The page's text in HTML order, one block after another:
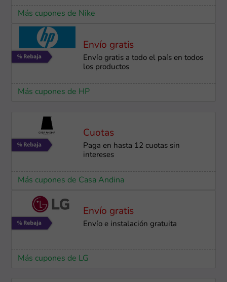
Más cupones de Nike
Envío gratis
Envío gratis a todo el país en todos
los productos
Más cupones de HP
Cuotas
Paga en hasta 12 cuotas sin
intereses
Más cupones de Casa Andina
Envío gratis
Envío e instalación ​gratuita
Más cupones de LG